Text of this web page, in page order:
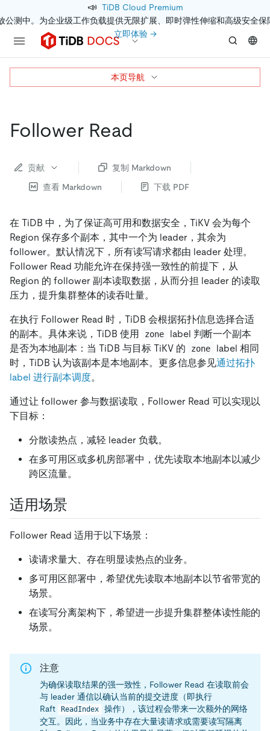
📣 TiDB Cloud Premium
公测中。为企业级工作负载提供无限扩展、即时弹性伸缩和高级安全保
立即体验 →
Follower Read
贡献
复制 Markdown
查看 Markdown
下载 PDF
在 TiDB 中，为了保证高可用和数据安全，TiKV 会为每个
Region 保存多个副本，其中一个为 leader，其余为
follower。默认情况下，所有读写请求都由 leader 处理。
Follower Read 功能允许在保持强一致性的前提下，从
Region 的 follower 副本读取数据，从而分担 leader 的读取
压力，提升集群整体的读吞吐量。
在执行 Follower Read 时，TiDB 会根据拓扑信息选择合适
的副本。具体来说，TiDB 使用
zone
label 判断一个副本
是否为本地副本：当 TiDB 与目标 TiKV 的
zone
label 相同
时，TiDB 认为该副本是本地副本。更多信息参见通过拓扑
label 进行副本调度。
通过让 follower 参与数据读取，Follower Read 可以实现以
下目标：
分散读热点，减轻 leader 负载。
在多可用区或多机房部署中，优先读取本地副本以减少
跨区流量。
适用场景
Follower Read 适用于以下场景：
读请求量大、存在明显读热点的业务。
多可用区部署中，希望优先读取本地副本以节省带宽的
场景。
在读写分离架构下，希望进一步提升集群整体读性能的
场景。
注意
为确保读取结果的强一致性，Follower Read 在读取前会
与 leader 通信以确认当前的提交进度（即执行
Raft
ReadIndex
操作），该过程会带来一次额外的网络
交互。因此，当业务中存在大量读请求或需要读写隔离
本页导航